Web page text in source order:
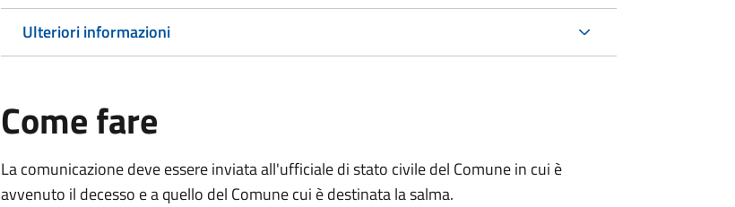
Ulteriori informazioni
Come fare
La comunicazione deve essere inviata all'ufficiale di stato civile del Comune in cui è
avvenuto il decesso e a quello del Comune cui è destinata la salma.